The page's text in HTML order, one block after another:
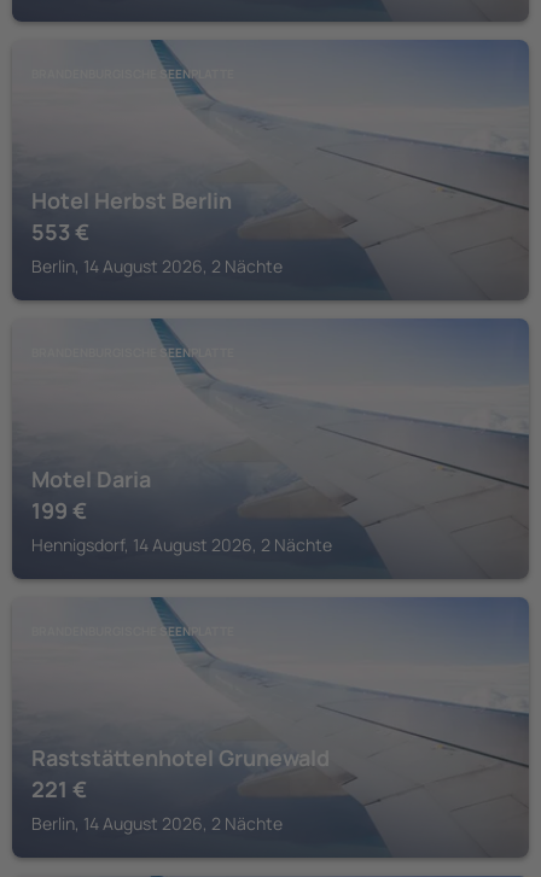
BRANDENBURGISCHE SEENPLATTE
Hotel Herbst Berlin
553 €
Berlin, 14 August 2026, 2 Nächte
BRANDENBURGISCHE SEENPLATTE
Motel Daria
199 €
Hennigsdorf, 14 August 2026, 2 Nächte
BRANDENBURGISCHE SEENPLATTE
Raststättenhotel Grunewald
221 €
Berlin, 14 August 2026, 2 Nächte